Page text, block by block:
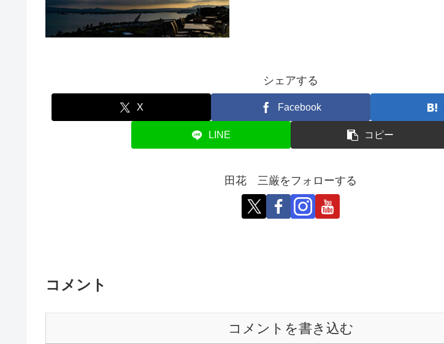
シェアする
X Facebook
LINE コピー
田花 三厳をフォローする
コメント
コメントを書き込む